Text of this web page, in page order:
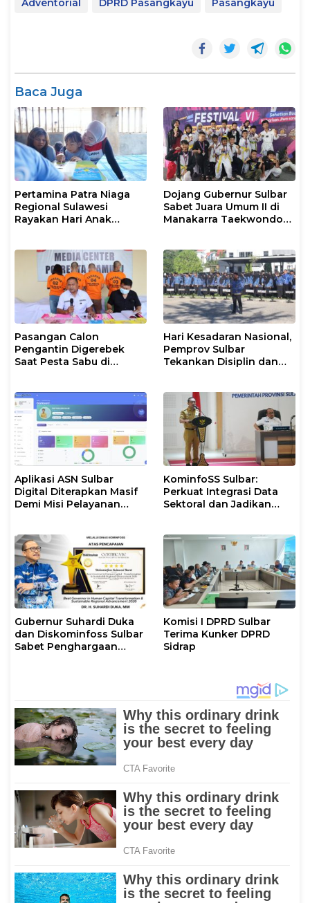
Adventorial DPRD Pasangkayu Pasangkayu
Baca Juga
Pertamina Patra Niaga
Regional Sulawesi
Rayakan Hari Anak
Tumbuh Generasi
Penjaga Pesisir
Dojang Gubernur Sulbar
Sabet Juara Umum II di
Manakarra Taekwondo
Pasangan Calon
Pengantin Digerebek
Saat Pesta Sabu di
Hari Kesadaran Nasional,
Pemprov Sulbar
Tekankan Disiplin dan
Aplikasi ASN Sulbar
Digital Diterapkan Masif
Demi Misi Pelayanan
KominfoSS Sulbar:
Perkuat Integrasi Data
Sektoral dan Jadikan
Gubernur Suhardi Duka
dan Diskominfoss Sulbar
Sabet Penghargaan
Komisi I DPRD Sulbar
Terima Kunker DPRD
Sidrap